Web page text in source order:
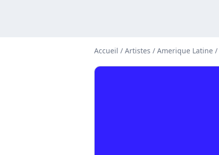
Accueil / Artistes / Amerique Latine /